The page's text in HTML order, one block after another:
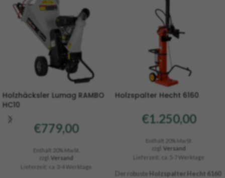
Holzhäcksler Lumag RAMBO
HC10
€779,00
Enthält 20% MwSt.
zzgl. Versand
Lieferzeit: ca. 3-4 Werktage
Holzspalter Hecht 6160
€1.250,00
Enthält 20% MwSt.
zzgl. Versand
Lieferzeit: ca. 5-7 Werktage
Der robuste
Holzspalter Hecht 6160